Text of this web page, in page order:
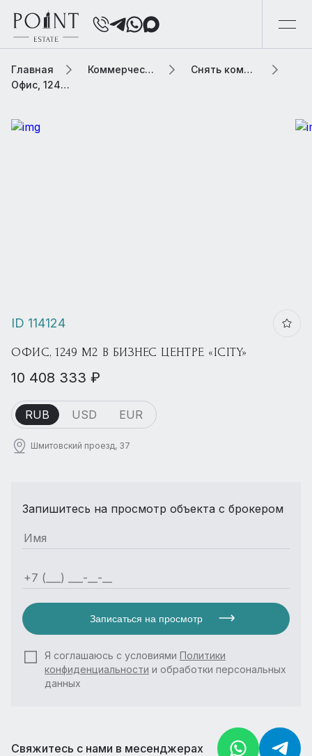
Главная Коммерческая элитная недвижимость
Снять коммерческую недвижимость
Офис, 1249 м2 В бизнес центре «iCITY»
ID 114124
ОФИС, 1249 М2 В БИЗНЕС ЦЕНТРЕ «ICITY»
10 408 333 ₽
RUB USD EUR
Шмитовский проезд, 37
Запишитесь на просмотр объекта с брокером
Записаться на просмотр
Я соглашаюсь с условиями Политики
конфиденциальности и обработки персональных
данных
Свяжитесь с нами в месенджерах